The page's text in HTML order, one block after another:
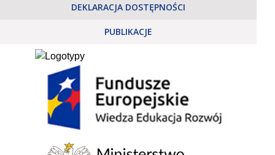
DEKLARACJA DOSTĘPNOŚCI
PUBLIKACJE